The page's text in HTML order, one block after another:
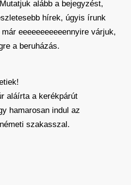
alább a bejegyzést,
hírek, úgyis írunk
eeeeeeeeeeennyire várjuk,
a beruházás.
aláírta a kerékpárút
hamarosan indul az
szakasszal.